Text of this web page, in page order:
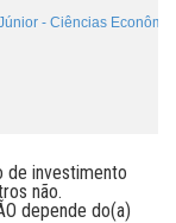
- Ciências
de investimento
não.
depende do(a)